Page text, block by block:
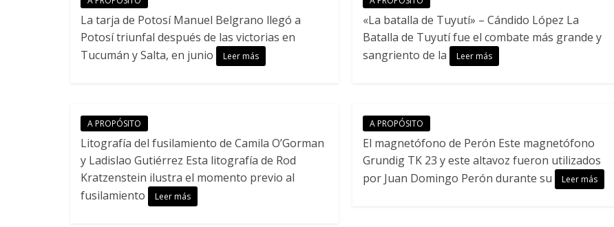
La tarja de Potosí Manuel Belgrano llegó a
Potosí triunfal después de las victorias en
Tucumán y Salta, en junio
Leer más
«La batalla de Tuyutí» – Cándido López La
Batalla de Tuyutí fue el combate más grande y
sangriento de la
Leer más
A PROPÓSITO
Litografía del fusilamiento de Camila O’Gorman
y Ladislao Gutiérrez Esta litografía de Rod
Kratzenstein ilustra el momento previo al
fusilamiento
Leer más
A PROPÓSITO
El magnetófono de Perón Este magnetófono
Grundig TK 23 y este altavoz fueron utilizados
por Juan Domingo Perón durante su
Leer más